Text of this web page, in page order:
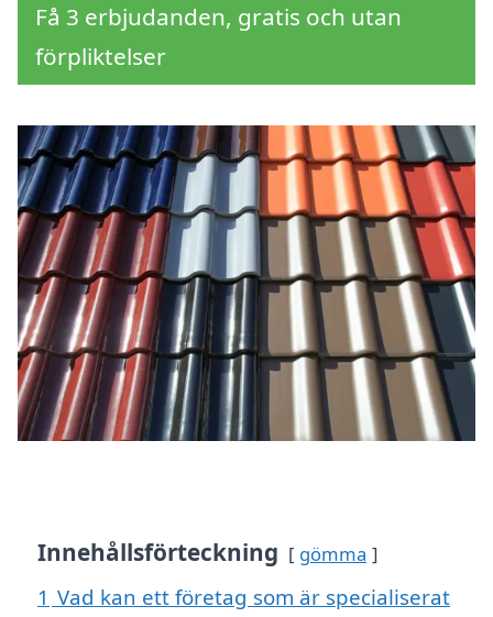
Få 3 erbjudanden, gratis och utan
förpliktelser
Innehållsförteckning gömma
1 Vad kan ett företag som är specialiserat